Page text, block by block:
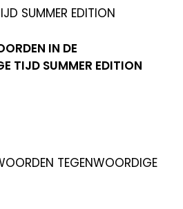
IN DE
TIJD SUMMER EDITION